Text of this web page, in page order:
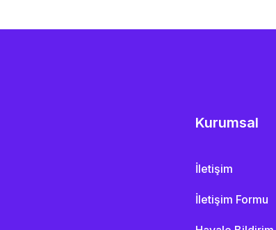
Kurumsal
İletişim
İletişim Formu